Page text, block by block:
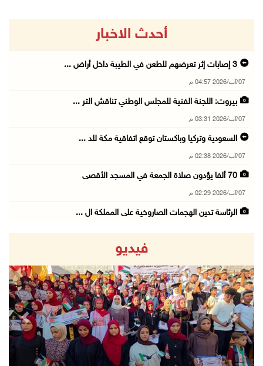
أحدث الاخبار
3 إصابات إثر تعرضهم للطعن في الطيبة داخل أراض ...
07/آب/2026 04:57 م
بيروت: اللجنة الفنية للمجلس الوطني تناقش التر ...
07/آب/2026 03:31 م
السعودية وتركيا وباكستان توقع اتفاقية مكة للد ...
07/آب/2026 02:38 م
70 ألفا يؤدون صلاة الجمعة في المسجد الأقصى
07/آب/2026 02:29 م
الرئاسة تدين الهجمات الصاروخية على المملكة ال ...
مستعمرون ينفذون جولات استفزازية في عدة مناطق ...
07/آب/2026 02:08 م
أمين عام الجامعة العربية يحذر من نهج إسرائيل ...
07/آب/2026 01:41 م
مستعمرون يهاجمون صهريجا للمياه في خلايل اللوز ...
07/آب/2026 01:38 م
مستعمرون يهاجمون مجددا تجمع الكعابنة شرق الطي ...
فيديو
Next